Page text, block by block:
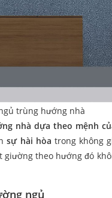
trùng hướng nhà
nhà dựa theo mệnh
sự hài hòa trong không
theo hướng đó
ngủ